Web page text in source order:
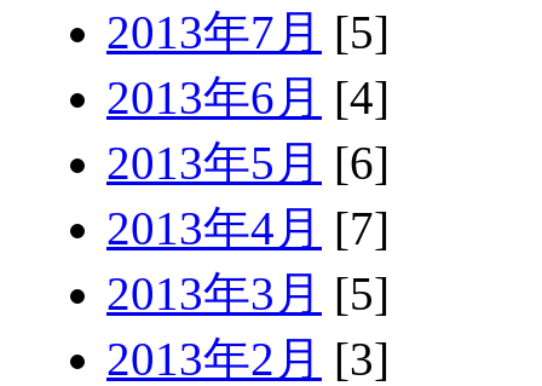
2013年7月 [5]
2013年6月 [4]
2013年5月 [6]
2013年4月 [7]
2013年3月 [5]
2013年2月 [3]